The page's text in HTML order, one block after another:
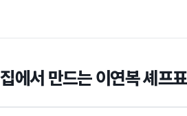
에서 만드는 이연복 셰프